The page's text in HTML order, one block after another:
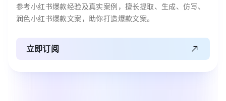
参考小红书爆款经验及真实案例，擅长提取、生成、仿写、
润色小红书爆款文案，助你打造爆款文案。
立即订阅